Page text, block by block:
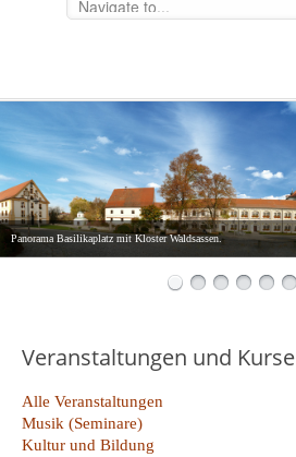
Panorama Basilikaplatz mit Kloster Waldsassen.
Veranstaltungen und Kurse
Alle Veranstaltungen
Musik (Seminare)
Kultur und Bildung